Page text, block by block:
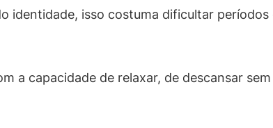
identidade, isso costuma dificultar períodos
a capacidade de relaxar, de descansar